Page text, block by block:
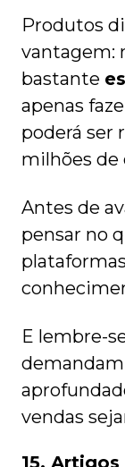
Produtos
vantagem:
bastante
apenas
poderá ser
milhões de
Antes de
pensar no
E lembre-
vendas
15.